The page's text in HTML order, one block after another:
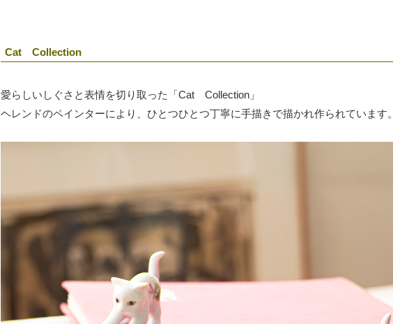
Cat Collection
愛らしいしぐさと表情を切り取った「Cat Collection」
ヘレンドのペインターにより、ひとつひとつ丁寧に手描きで描かれ作られています。